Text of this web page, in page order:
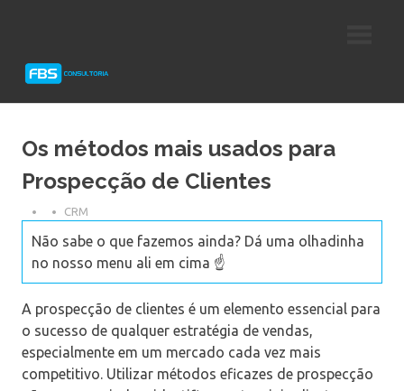
Protheus
Os métodos mais usados para
Prospecção de Clientes
CRM
Não sabe o que fazemos ainda? Dá uma olhadinha
no nosso menu ali em cima ☝️
A prospecção de clientes é um elemento essencial para
o sucesso de qualquer estratégia de vendas,
especialmente em um mercado cada vez mais
competitivo. Utilizar métodos eficazes de prospecção